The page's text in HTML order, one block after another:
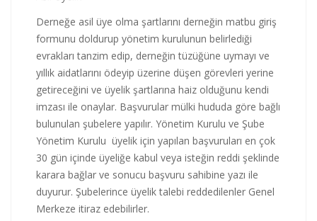
Derneğe asil üye olma şartlarını derneğin matbu giriş
formunu doldurup yönetim kurulunun belirlediği
evrakları tanzim edip, derneğin tüzüğüne uymayı ve
yıllık aidatlarını ödeyip üzerine düşen görevleri yerine
getireceğini ve üyelik şartlarına haiz olduğunu kendi
imzası ile onaylar. Başvurular mülki hududa göre bağlı
bulunulan şubelere yapılır. Yönetim Kurulu ve Şube
Yönetim Kurulu üyelik için yapılan başvuruları en çok
30 gün içinde üyeliğe kabul veya isteğin reddi şeklinde
karara bağlar ve sonucu başvuru sahibine yazı ile
duyurur. Şubelerince üyelik talebi reddedilenler Genel
Merkeze itiraz edebilirler.